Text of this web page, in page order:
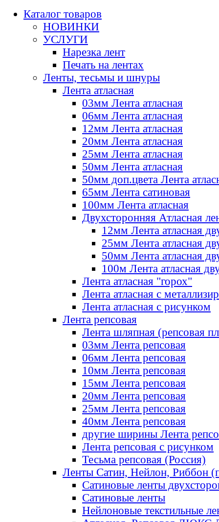
Каталог товаров
НОВИНКИ
УСЛУГИ
Нарезка лент
Печать на лентах
Ленты, тесьмы и шнуры
Лента атласная
03мм Лента атласная
06мм Лента атласная
12мм Лента атласная
20мм Лента атласная
25мм Лента атласная
50мм Лента атласная
50мм доп.цвета Лента
65мм Лента сатиновая
100мм Лента атласная
Двухсторонняя Атласная
12мм Лента атласная
25мм Лента атласная
50мм Лента атласная
100м Лента атласная
Лента атласная "горох"
Лента атласная с
Лента атласная с рисунком
Лента репсовая
Лента шляпная (репсовая
03мм Лента репсовая
06мм Лента репсовая
10мм Лента репсовая
15мм Лента репсовая
20мм Лента репсовая
25мм Лента репсовая
40мм Лента репсовая
другие ширины Лента
Лента репсовая с рисунком
Тесьма репсовая (Россия)
Ленты Сатин, Нейлон, Риббон
Сатиновые ленты
Сатиновые ленты
Нейлоновые текстильные